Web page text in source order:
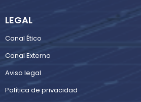
LEGAL
Canal Ético
Canal Externo
Aviso legal
Política de privacidad